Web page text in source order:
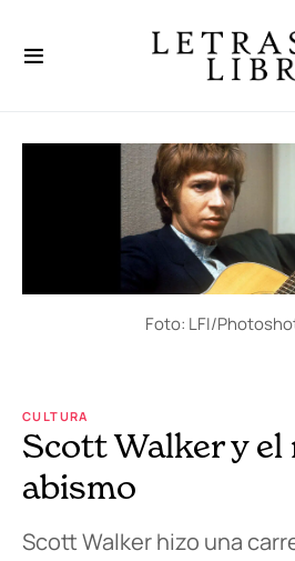
Foto: LFI/
CULTURA
Scott Walker y el
abismo
Scott Walker hizo una